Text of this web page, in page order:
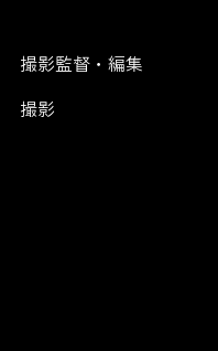
撮影監督・編集
撮影